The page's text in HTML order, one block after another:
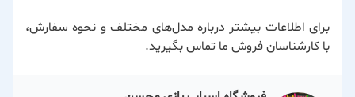
برای اطلاعات بیشتر درباره مدل‌های مختلف و نحوه سفارش،
با کارشناسان فروش ما تماس بگیرید.